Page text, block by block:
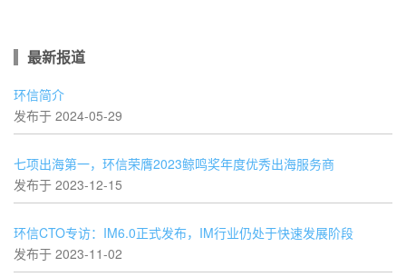
最新报道
环信简介
发布于 2024-05-29
七项出海第一，环信荣膺2023鲸鸣奖年度优秀出海服务商
发布于 2023-12-15
环信CTO专访：IM6.0正式发布，IM行业仍处于快速发展阶段
发布于 2023-11-02